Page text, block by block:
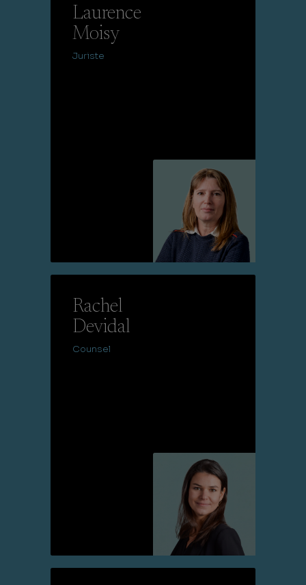
Laurence
Moisy
Juriste
Rachel
Devidal
Counsel